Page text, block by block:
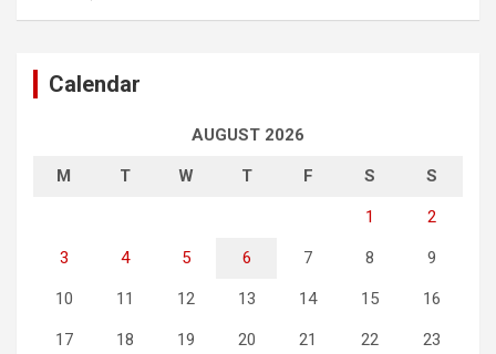
Calendar
AUGUST 2026
M T W T F S S
1 2
3 4 5 6 7 8 9
10 11 12 13 14 15 16
17 18 19 20 21 22 23